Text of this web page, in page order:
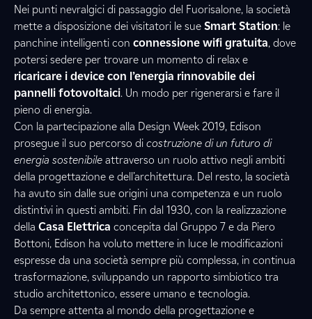
Nei punti nevralgici di passaggio del Fuorisalone, la società
mette a disposizione dei visitatori le sue Smart Station: le
panchine intelligenti con connessione wifi gratuita, dove
potersi sedere per trovare un momento di relax e
ricaricare i device con l’energia rinnovabile dei
pannelli fotovoltaici. Un modo per rigenerarsi e fare il
pieno di energia.
Con la partecipazione alla Design Week 2019, Edison
prosegue il suo percorso di costruzione di un futuro di
energia sostenibile attraverso un ruolo attivo negli ambiti
della progettazione e dell’architettura. Del resto, la società
ha avuto sin dalle sue origini una competenza e un ruolo
distintivi in questi ambiti. Fin dal 1930, con la realizzazione
della Casa Elettrica concepita dal Gruppo 7 e da Piero
Bottoni, Edison ha voluto mettere in luce le modificazioni
espresse da una società sempre più complessa, in continua
trasformazione, sviluppando un rapporto simbiotico tra
studio architettonico, essere umano e tecnologia.
Da sempre attenta al mondo della progettazione e